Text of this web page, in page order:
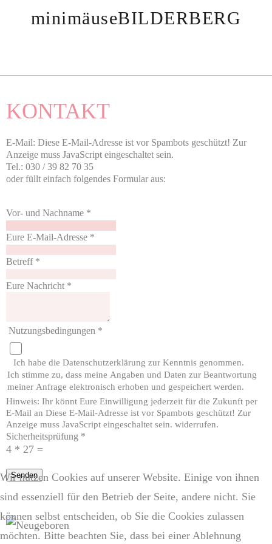
minimäuseBILDERBERG
KONTAKT
E-Mail: Diese E-Mail-Adresse ist vor Spambots geschützt! Zur
Anzeige muss JavaScript eingeschaltet sein.
Tel.: 030 / 39 82 70 35
oder füllt einfach folgendes Formular aus:
Vor- und Nachname *
Eure E-Mail-Adresse *
Betreff *
Eure Nachricht *
Nutzungsbedingungen *
Ich habe die Datenschutzerklärung zur Kenntnis genommen.
Ich stimme zu, dass meine Angaben und Daten zur Beantwortung
meiner Anfrage elektronisch erhoben und gespeichert werden.
Hinweis: Ihr könnt Eure Einwilligung jederzeit für die Zukunft per
E-Mail an Diese E-Mail-Adresse ist vor Spambots geschützt! Zur
Anzeige muss JavaScript eingeschaltet sein. widerrufen.
Sicherheitsprüfung *
4 * 27 =
Senden
Wir nutzen Cookies auf unserer Website. Einige von ihnen
sind essenziell für den Betrieb der Seite, andere nicht. Sie
können selbst entscheiden, ob Sie die Cookies zulassen
möchten. Bitte beachten Sie, dass bei einer Ablehnung